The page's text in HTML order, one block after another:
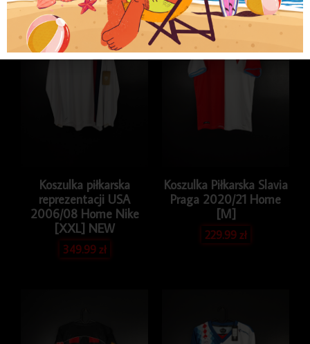
[XS]
Koszulka piłkarska
reprezentacji USA
2006/08 Home Nike
[XXL] NEW
349.99zł
Koszulka Piłkarska Slavia
Praga 2020/21 Home
[M]
229.99zł